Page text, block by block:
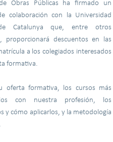
Obras Públicas ha firmado un
colaboración con la Universidad
Catalunya que, entre otros
proporcionará descuentos en las
a los colegiados interesados
formativa.
oferta formativa, los cursos más
con nuestra profesión, los
y cómo aplicarlos, y la metodología